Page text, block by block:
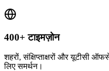
400+ टाइमज़ोन
शहरों, संक्षिप्ताक्षरों और यूटीसी
लिए समर्थन।